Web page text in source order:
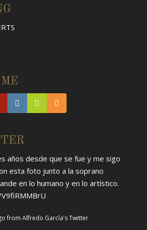
años desde que se fue y me sigo
esta foto junto a la soprano
en lo humano y en lo artístico.
from Alfredo García's Twitter